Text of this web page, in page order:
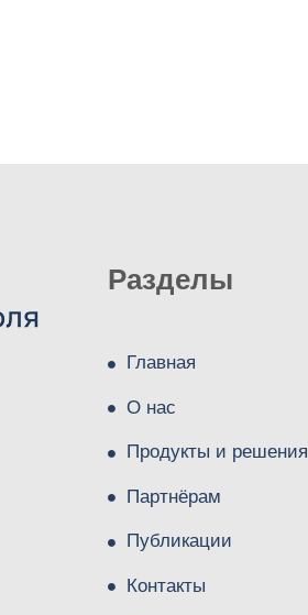
Разделы
Главная
О нас
Продукты и решения
Партнёрам
Публикации
Контакты